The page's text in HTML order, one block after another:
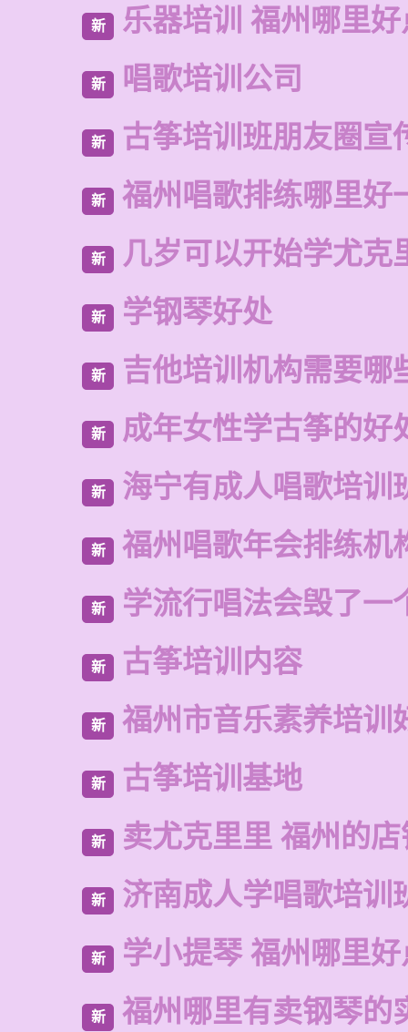
新 乐器培训 福州哪里
新 唱歌培训公司
新 古筝培训班朋友圈宣
新 福州唱歌排练哪里好
新 几岁可以开始学尤克
新 学钢琴好处
新 吉他培训机构需要哪
新 成年女性学古筝的好
新 海宁有成人唱歌培训
新 福州唱歌年会排练机
新 学流行唱法会毁了一
新 古筝培训内容
新 福州市音乐素养培训
新 古筝培训基地
新 卖尤克里里 福州的
新 济南成人学唱歌培训
新 学小提琴 福州哪里
新 福州哪里有卖钢琴的